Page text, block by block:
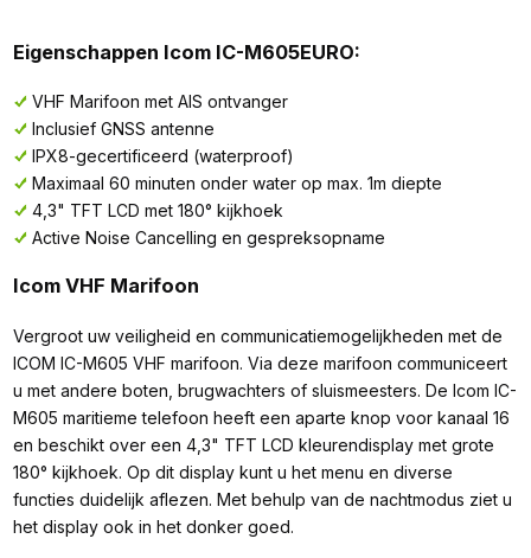
Eigenschappen Icom IC-M605EURO:
VHF Marifoon met AIS ontvanger
Inclusief GNSS antenne
IPX8-gecertificeerd (waterproof)
Maximaal 60 minuten onder water op max. 1m diepte
4,3" TFT LCD met 180° kijkhoek
Active Noise Cancelling en gespreksopname
Icom VHF Marifoon
Vergroot uw veiligheid en communicatiemogelijkheden met de
ICOM IC-M605 VHF marifoon. Via deze marifoon communiceert
u met andere boten, brugwachters of sluismeesters. De Icom IC-
M605 maritieme telefoon heeft een aparte knop voor kanaal 16
en beschikt over een 4,3" TFT LCD kleurendisplay met grote
180° kijkhoek. Op dit display kunt u het menu en diverse
functies duidelijk aflezen. Met behulp van de nachtmodus ziet u
het display ook in het donker goed.